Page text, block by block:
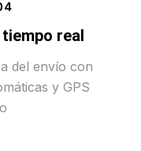
real
del envío con
y GPS